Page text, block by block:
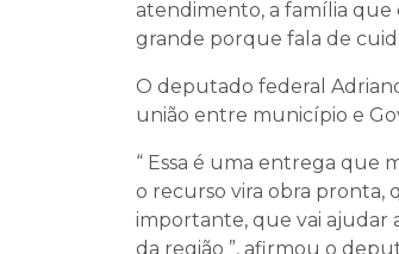
atendimento, a família que
grande porque fala de
O deputado federal
união entre município e
“ Essa é uma entrega que
o recurso vira obra pronta,
importante, que vai ajudar
da região ”, afirmou o